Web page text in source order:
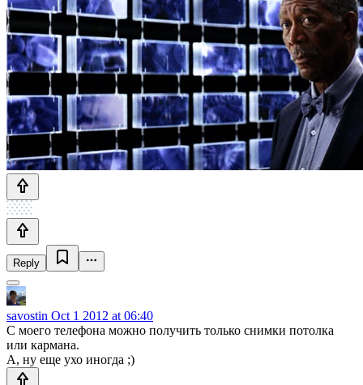
Reply
savostin Oct 1 2012 at 06:40
С моего телефона можно получить только снимки потолка
или кармана.
А, ну еще ухо иногда ;)